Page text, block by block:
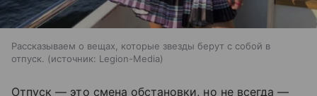
Рассказываем о вещах, которые звезды берут с собой в
отпуск.
источник: Legion-Media
Отпуск — это смена обстановки, но не всегда —